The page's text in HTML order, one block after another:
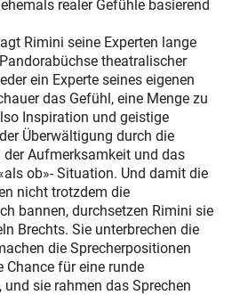
realer Gefühle basierend
Rimini seine Experten lange
theatralischer
ein Experte seines eigenen
das Gefühl, eine Menge zu
Inspiration und geistige
Überwältigung durch die
Aufmerksamkeit und das
ob»- Situation. Und damit die
nicht trotzdem die
bannen, durchsetzen Rimini sie
Brechts. Sie unterbrechen die
die Sprecherpositionen
Chance für eine runde
sie rahmen das Sprechen